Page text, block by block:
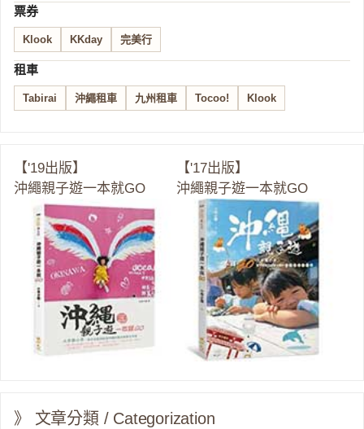
票券
Klook KKday 完美行
租車
Tabirai 沖繩租車 九州租車 Tocoo! Klook
【'19出版】
沖繩親子遊一本就GO
【'17出版】
沖繩親子遊一本就GO
》 文章分類 / Categorization